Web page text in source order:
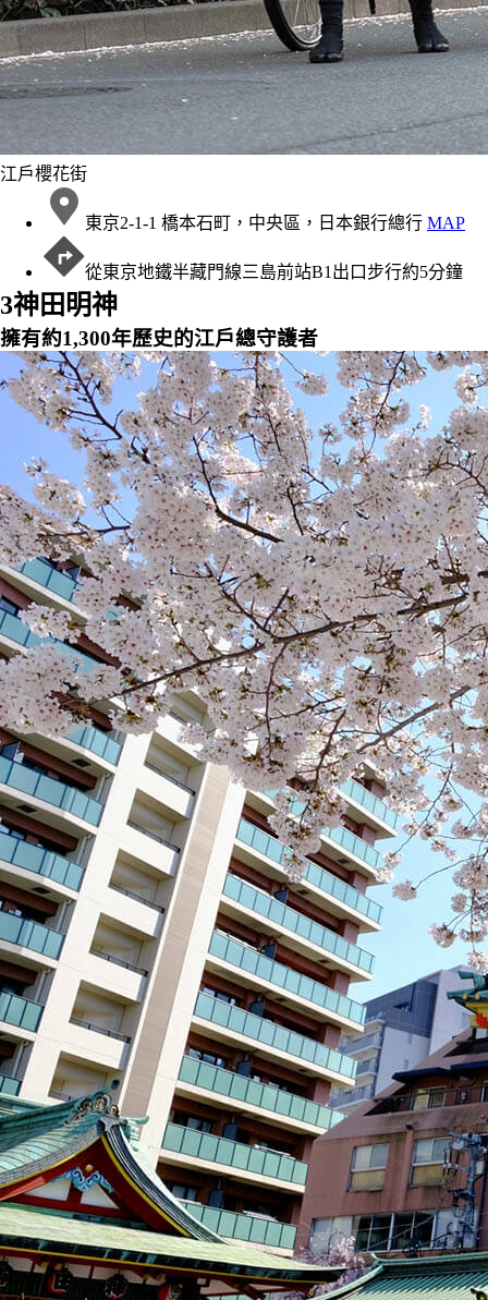
江戶櫻花街
東京2-1-1 橋本石町，中央區，日本銀行總行 MAP
從東京地鐵半藏門線三島前站B1出口步行約5分鐘
3神田明神
擁有約1,300年歷史的江戶總守護者